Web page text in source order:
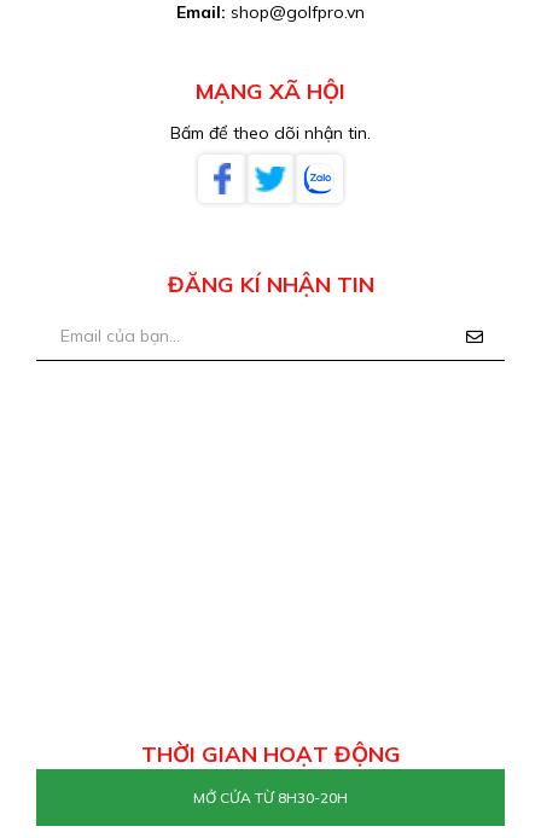
Email: shop@golfpro.vn
MẠNG XÃ HỘI
Bấm để theo dõi nhận tin.
ĐĂNG KÍ NHẬN TIN
THỜI GIAN HOẠT ĐỘNG
MỞ CỬA TỪ 8H30-20H